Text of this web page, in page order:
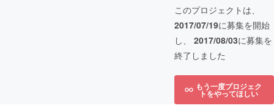
このプロジェクトは、
2017/07/19に募集を開始
し、 2017/08/03に募集を
終了しました
もう一度プロジェク
トをやってほしい